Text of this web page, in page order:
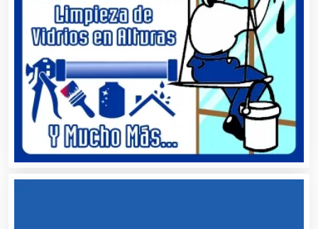
Artículos Importados
Artículos para el Hogar
Artículos para Regalos
Artículos Personales